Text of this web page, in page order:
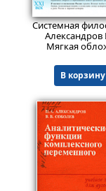
707
Александров
Мягкая
В корзину